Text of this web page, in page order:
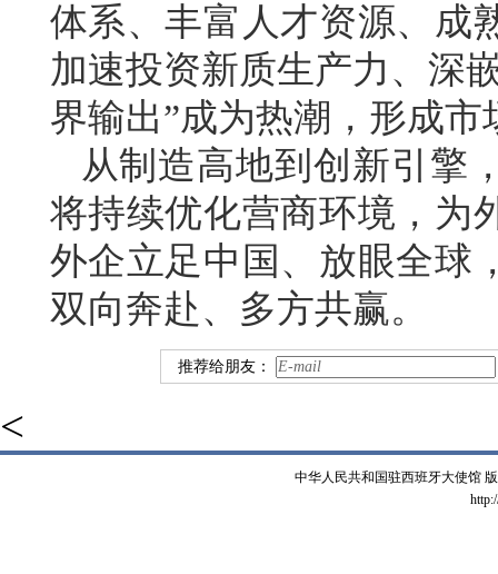
体系、丰富人才资源、成
加速投资新质生产力、深
界输出”成为热潮，形成
从制造高地到创新引擎
将持续优化营商环境，为
外企立足中国、放眼全球
双向奔赴、多方共赢。
推荐给朋友：
<
中华人民共和国驻西班牙大使馆